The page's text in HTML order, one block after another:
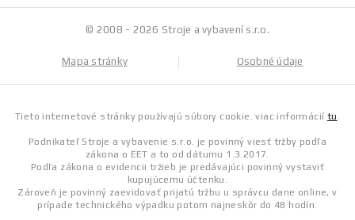
© 2008 - 2026 Stroje a vybavení s.r.o.
Mapa stránky Osobné údaje
Tieto internetové stránky používajú súbory cookie. viac informácií tu .
Podnikateľ Stroje a vybavenie s.r.o. je povinný viesť tržby podľa
zákona o EET a to od dátumu 1.3.2017.
Podľa zákona o evidencii tržieb je predávajúci povinný vystaviť
kupujúcemu účtenku.
Zároveň je povinný zaevidovať prijatú tržbu u správcu dane online, v
prípade technického výpadku potom najneskôr do 48 hodín.